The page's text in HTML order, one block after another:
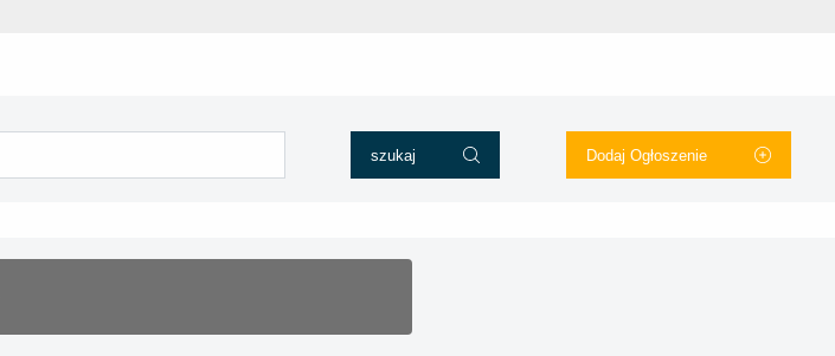
szukaj Dodaj Ogłoszenie